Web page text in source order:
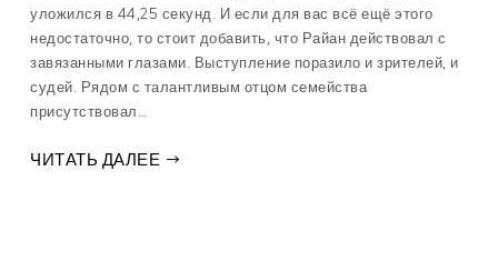
уложился в 44,25 секунд. И если для вас всё ещё этого
недостаточно, то стоит добавить, что Райан действовал с
завязанными глазами. Выступление поразило и зрителей, и
судей. Рядом с талантливым отцом семейства
присутствовал…
ЧИТАТЬ ДАЛЕЕ